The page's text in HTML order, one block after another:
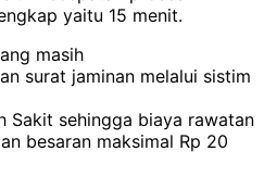
yaitu 15 menit.
masih
surat jaminan melalui sistim
Sakit sehingga biaya rawatan
besaran maksimal Rp 20